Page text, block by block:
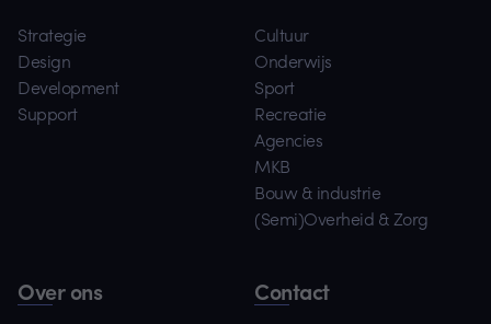
Strategie
Design
Development
Support
Cultuur
Onderwijs
Sport
Recreatie
Agencies
MKB
Bouw & industrie
(Semi)Overheid & Zorg
Over ons Contact